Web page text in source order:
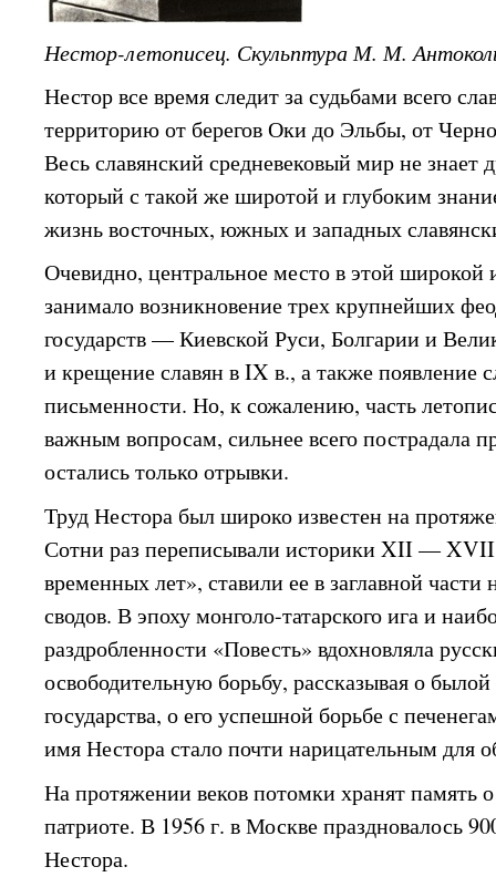
Нестор-летописец. Скульптура М. М.
Нестор все время следит за судьбами всего
территорию от берегов Оки до Эльбы, от
Весь славянский средневековый мир не знает
который с такой же широтой и глубоким
жизнь восточных, южных и западных
Очевидно, центральное место в этой широкой
занимало возникновение трех крупнейших
государств — Киевской Руси, Болгарии и
и крещение славян в IX в., а также появление
письменности. Но, к сожалению, часть
важным вопросам, сильнее всего пострадала
остались только отрывки.
Труд Нестора был широко известен на
Сотни раз переписывали историки XII — XVII
временных лет», ставили ее в заглавной
сводов. В эпоху монголо-татарского ига и
раздробленности «Повесть» вдохновляла
освободительную борьбу, рассказывая о
государства, о его успешной борьбе с
имя Нестора стало почти нарицательным для
На протяжении веков потомки хранят память
патриоте. В 1956 г. в Москве праздновалось
Нестора.